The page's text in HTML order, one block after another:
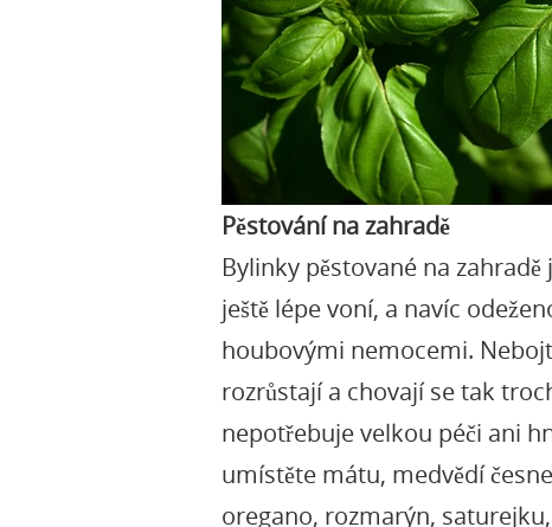
Pěstování na zahradě
Bylinky pěstované na
ještě lépe voní, a navíc
houbovými nemocemi.
rozrůstají a chovají se tak
nepotřebuje velkou péči ani
umístěte mátu, medvědí
oregano, rozmarýn,